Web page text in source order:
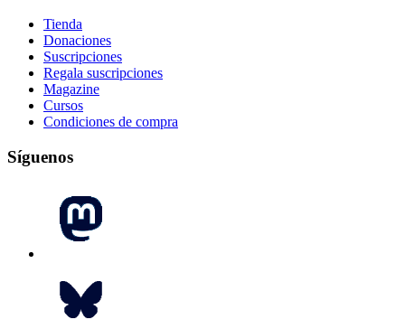
Tienda
Donaciones
Suscripciones
Regala suscripciones
Magazine
Cursos
Condiciones de compra
Síguenos